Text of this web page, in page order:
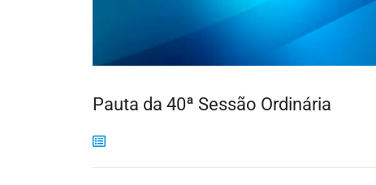
Pauta da 40ª Sessão Ordinária